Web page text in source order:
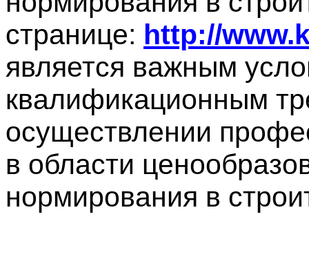
странице: http://
является важным
квалификационным
осуществлении
в области
нормирования в